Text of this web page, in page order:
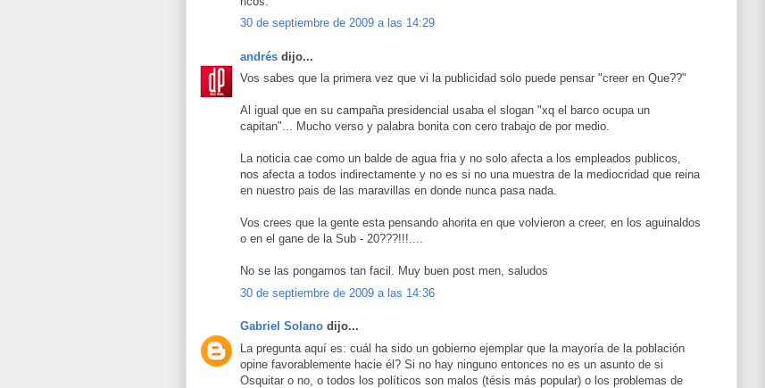
30 de septiembre de 2009 a las 14:29
andrés dijo...
Vos sabes que la primera vez que vi la publicidad solo puede pensar "creer en Que??"
Al igual que en su campaña presidencial usaba el slogan "xq el barco ocupa un
capitan"... Mucho verso y palabra bonita con cero trabajo de por medio.
La noticia cae como un balde de agua fria y no solo afecta a los empleados publicos,
nos afecta a todos indirectamente y no es si no una muestra de la mediocridad que reina
en nuestro pais de las maravillas en donde nunca pasa nada.
Vos crees que la gente esta pensando ahorita en que volvieron a creer, en los aguinaldos
o en el gane de la Sub - 20???!!!....
No se las pongamos tan facil. Muy buen post men, saludos
30 de septiembre de 2009 a las 14:36
Gabriel Solano dijo...
La pregunta aquí es: cuál ha sido un gobierno ejemplar que la mayoría de la población
opine favorablemente hacie él? Si no hay ninguno entonces no es un asunto de si
Osquitar o no, o todos los políticos son malos (tésis más popular) o los problemas de